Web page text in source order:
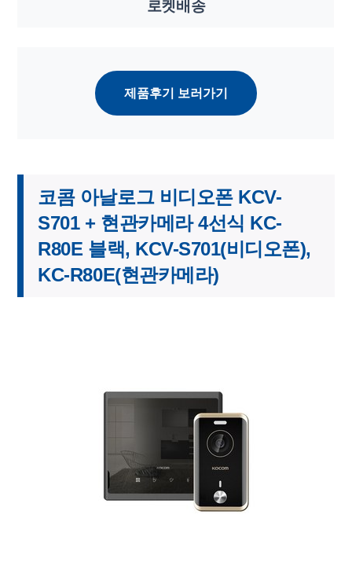
로켓배송
제품후기 보러가기
코콤 아날로그 비디오폰 KCV-
S701 + 현관카메라 4선식 KC-
R80E 블랙, KCV-S701(비디오폰),
KC-R80E(현관카메라)